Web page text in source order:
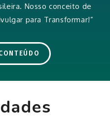
Nosso conceito de
para Transformar!”